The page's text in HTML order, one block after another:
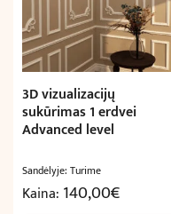
3D vizualizacijų
sukūrimas 1 erdvei
Advanced level
Sandėlyje: Turime
Kaina: 140,00€